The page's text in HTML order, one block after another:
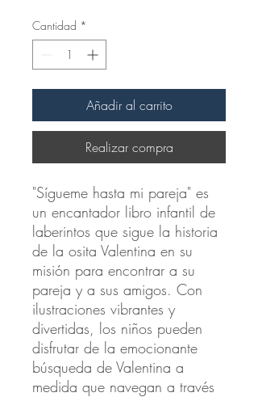
Cantidad *
Añadir al carrito
Realizar compra
"Sígueme hasta mi pareja" es
un encantador libro infantil de
laberintos que sigue la historia
de la osita Valentina en su
misión para encontrar a su
pareja y a sus amigos. Con
ilustraciones vibrantes y
divertidas, los niños pueden
disfrutar de la emocionante
búsqueda de Valentina a
medida que navegan a través